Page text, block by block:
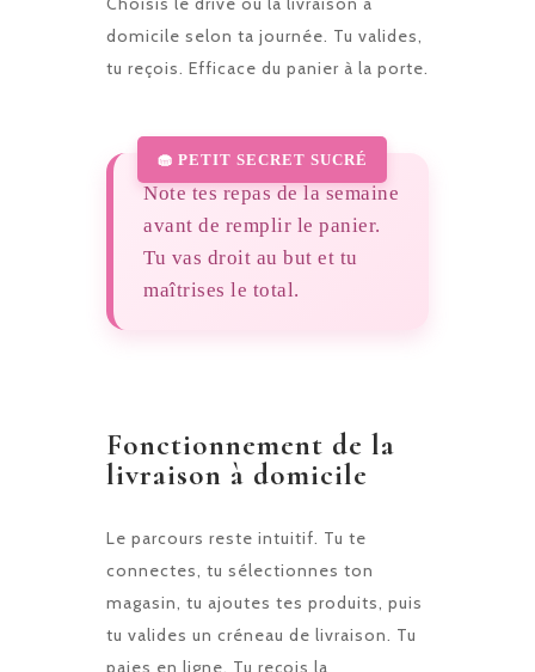
domicile selon ta journée. Tu valides,
tu reçois. Efficace du panier à la porte.
Note tes repas de la semaine
avant de remplir le panier.
Tu vas droit au but et tu
maîtrises le total.
Fonctionnement de la
livraison à domicile
Le parcours reste intuitif. Tu te
connectes, tu sélectionnes ton
magasin, tu ajoutes tes produits, puis
tu valides un créneau de livraison. Tu
paies en ligne. Tu reçois la